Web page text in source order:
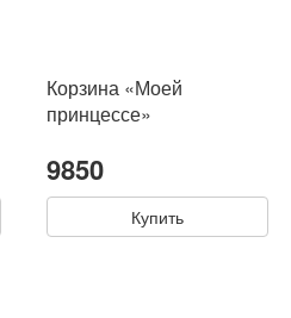
Корзина «Моей
принцессе»
9850
Купить